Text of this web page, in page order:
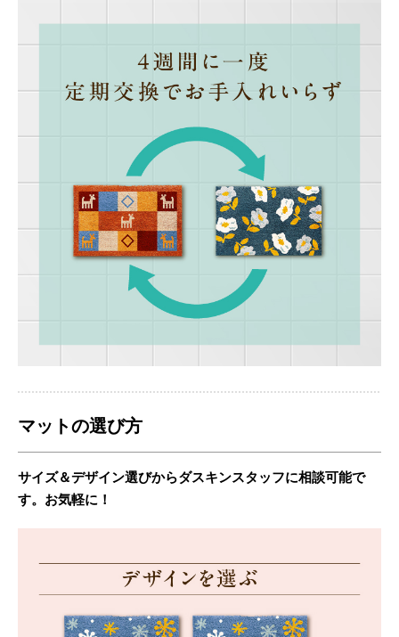
マットの選び方
サイズ＆デザイン選びからダスキンスタッフに相談可能で
す。お気軽に！